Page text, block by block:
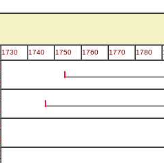
1730 1740 1750 1760 1770 1780